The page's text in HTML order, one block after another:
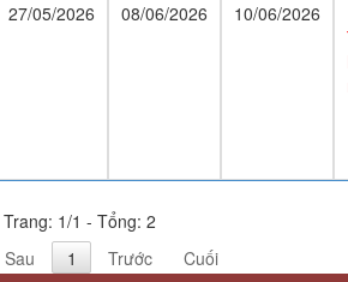
27/05/2026 08/06/2026
10/06/2026
Trang: 1/1 - Tổng: 2
Sau 1 Trước Cuối